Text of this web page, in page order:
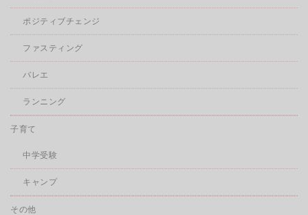
ポジティブチェンジ
ファスティング
バレエ
ランニング
子育て
中学受験
キャンプ
その他